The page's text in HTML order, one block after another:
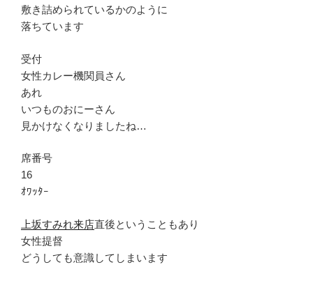
敷き詰められているかのように
落ちています
受付
女性カレー機関員さん
あれ
いつものおにーさん
見かけなくなりましたね…
席番号
16
ｵﾜｯﾀｰ
上坂すみれ来店直後ということもあり
女性提督
どうしても意識してしまいます